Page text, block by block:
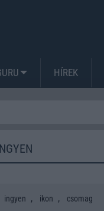
HÍREK
ingyen , ikon , csomag